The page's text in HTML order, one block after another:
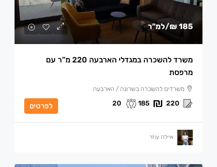
185 ₪ /למ"ר
משרד להשכרה במגדלי הארבעה 220 מ”ר עם
מרפסת
משרדים להשכרה בשרונה / הארבעה
220
185
20 לפרטים
איילה עוזר